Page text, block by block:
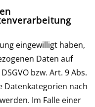
eingewilligt haben,
Daten auf
bzw. Art. 9 Abs.
Datenkategorien nach
Im Falle einer